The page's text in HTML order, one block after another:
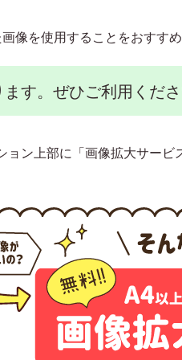
像を使用することをおすすめ
す。ぜひご利用くださ
ン上部に「画像拡大サー